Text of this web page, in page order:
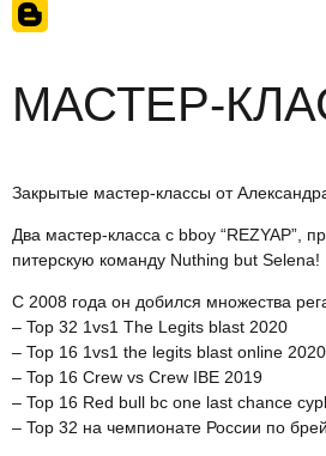
МАСТЕР-
Закрытые мастер-классы от
Два мастер-класса с bboy “REZYAP”,
питерскую команду Nuthing but Selena!
С 2008 года он добился множества
– Top 32 1vs1 The Legits blast 2020
– Top 16 1vs1 the legits blast online 2020
– Top 16 Crew vs Crew IBE 2019
– Top 16 Red bull bc one last chance
– Top 32 на чемпионате России по